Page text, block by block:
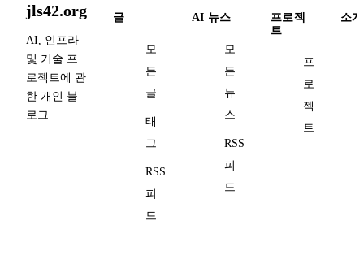
jls42.org
AI, 인프라
및 기술 프
로젝트에 관
한 개인 블
로그
글
모
든
글
태
그
RSS
피
드
AI 뉴스
모
든
뉴
스
RSS
피
드
프로젝
트
프
로
젝
트
소개